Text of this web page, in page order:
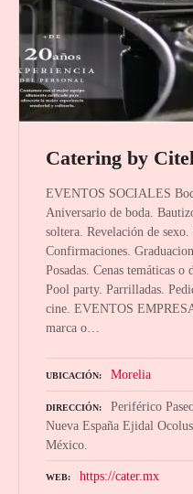
Catering by
EVENTOS SOCIALES
Aniversario de boda.
soltera. Revelación de
Confirmaciones.
Posadas. Cenas temáticas
Pool party. Parrilladas.
cine. EVENTOS
marca o…
UBICACIÓN Morelia
DIRECCIÓN
Periférico
Nueva España Ejidal
México.
WEB https://cater.mx